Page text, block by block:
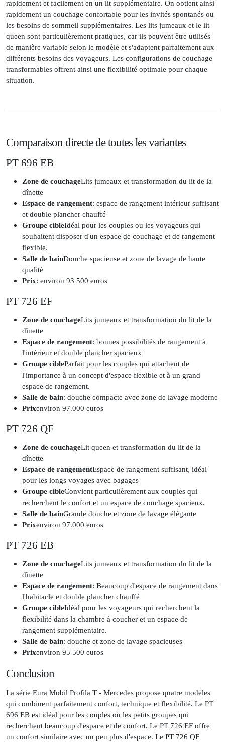
rapidement et facilement en un lit supplémentaire. On obtient ainsi
rapidement un couchage confortable pour les invités spontanés ou
les besoins de sommeil supplémentaires. Les lits jumeaux et le lit
queen sont particulièrement pratiques, car ils peuvent être utilisés
de manière variable selon le modèle et s'adaptent parfaitement aux
différents besoins des voyageurs. Les configurations de couchage
transformables offrent ainsi une flexibilité optimale pour chaque
situation.
Comparaison directe de toutes les variantes
PT 696 EB
Zone de couchageLits jumeaux et transformation du lit de la
dînette
Espace de rangement: espace de rangement intérieur suffisant
et double plancher chauffé
Groupe cibleIdéal pour les couples ou les voyageurs qui
souhaitent disposer d'un espace de couchage et de rangement
flexible.
Salle de bainDouche spacieuse et zone de lavage de haute
qualité
Prix: environ 93 500 euros
PT 726 EF
Zone de couchageLits jumeaux et transformation du lit de la
dînette
Espace de rangement: bonnes possibilités de rangement à
l'intérieur et double plancher spacieux
Groupe cibleParfait pour les couples qui attachent de
l'importance à un concept d'espace flexible et à un grand
espace de rangement.
Salle de bain: douche compacte avec zone de lavage moderne
Prixenviron 97.000 euros
PT 726 QF
Zone de couchageLit queen et transformation du lit de la
dînette
Espace de rangementEspace de rangement suffisant, idéal
pour les longs voyages avec bagages
Groupe cibleConvient particulièrement aux couples qui
recherchent le confort et un espace de couchage spacieux.
Salle de bainGrande douche et zone de lavage élégante
Prixenviron 97.000 euros
PT 726 EB
Zone de couchageLits jumeaux et transformation du lit de la
dînette
Espace de rangement: Beaucoup d'espace de rangement dans
l'habitacle et double plancher chauffé
Groupe cibleIdéal pour les voyageurs qui recherchent la
flexibilité dans la chambre à coucher et un espace de
rangement supplémentaire.
Salle de bain: douche et zone de lavage spacieuses
Prixenviron 95 500 euros
Conclusion
La série Eura Mobil Profila T - Mercedes propose quatre modèles
qui combinent parfaitement confort, technique et flexibilité. Le PT
696 EB est idéal pour les couples ou les petits groupes qui
recherchent beaucoup d'espace et de confort. Le PT 726 EF offre
un confort similaire avec un peu plus d'espace. Le PT 726 QF